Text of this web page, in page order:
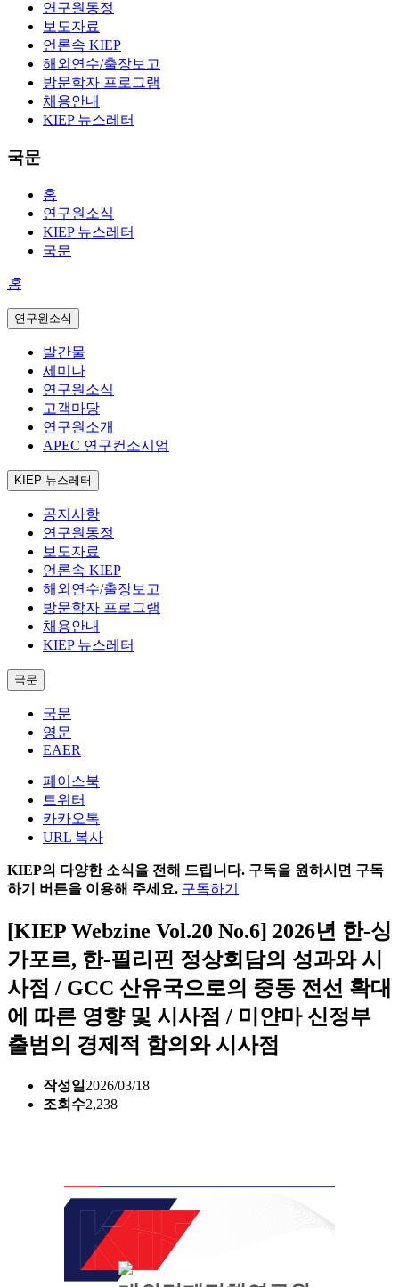
연구원동정
보도자료
언론속 KIEP
해외연수/출장보고
방문학자 프로그램
채용안내
KIEP 뉴스레터
국문
홈
연구원소식
KIEP 뉴스레터
국문
홈
연구원소식
발간물
세미나
연구원소식
고객마당
연구원소개
APEC 연구컨소시엄
KIEP 뉴스레터
공지사항
연구원동정
보도자료
언론속 KIEP
해외연수/출장보고
방문학자 프로그램
채용안내
KIEP 뉴스레터
국문
국문
영문
EAER
페이스북
트위터
카카오톡
URL 복사
KIEP의 다양한 소식을 전해 드립니다. 구독을 원하시면 구독
하기 버튼을 이용해 주세요. 구독하기
[KIEP Webzine Vol.20 No.6] 2026년 한-싱
가포르, 한-필리핀 정상회담의 성과와 시
사점 / GCC 산유국으로의 중동 전선 확대
에 따른 영향 및 시사점 / 미얀마 신정부
출범의 경제적 함의와 시사점
작성일 2026/03/18
조회수2,238